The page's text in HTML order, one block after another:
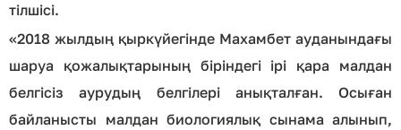
тілшісі.
«2018 жылдың қыркүйегінде Махамбет ауданындағы
шаруа қожалықтарының біріндегі ірі қара малдан
белгісіз аурудың белгілері анықталған. Осыған
байланысты малдан биологиялық сынама алынып,